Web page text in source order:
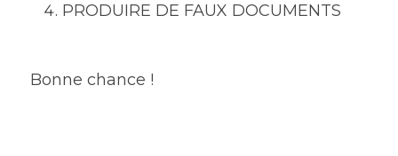
PRODUIRE DE FAUX DOCUMENTS
Bonne chance !